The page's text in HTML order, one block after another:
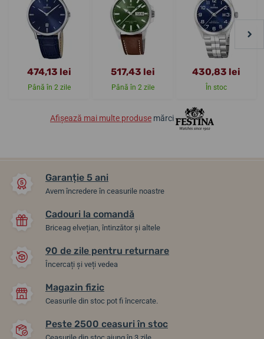
474,13 lei
Până în 2 zile
517,43 lei
Până în 2 zile
430,83 lei
În stoc
Afișează mai multe produse mărci
Garanție 5 ani
Avem încredere în ceasurile noastre
Cadouri la comandă
Briceag elvețian, întinzător și altele
90 de zile pentru returnare
Încercați și veți vedea
Magazin fizic
Ceasurile din stoc pot fi încercate.
Peste 2500 ceasuri în stoc